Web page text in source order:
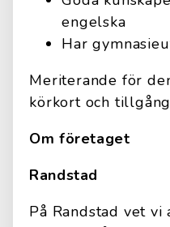
engelska
Har
Meriterande för
körkort och
Om företaget
Randstad
På Randstad vet